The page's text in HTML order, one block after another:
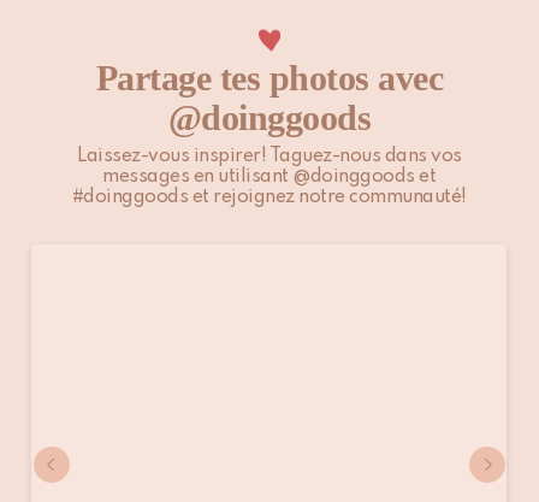
Partage tes photos avec
@doinggoods
Laissez-vous inspirer! Taguez-nous dans vos
messages en utilisant @doinggoods et
#doinggoods et rejoignez notre communauté!